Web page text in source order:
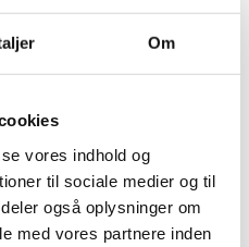
Om
vores indhold og
til sociale medier og til
også oplysninger om
med vores partnere inden
Nyheder